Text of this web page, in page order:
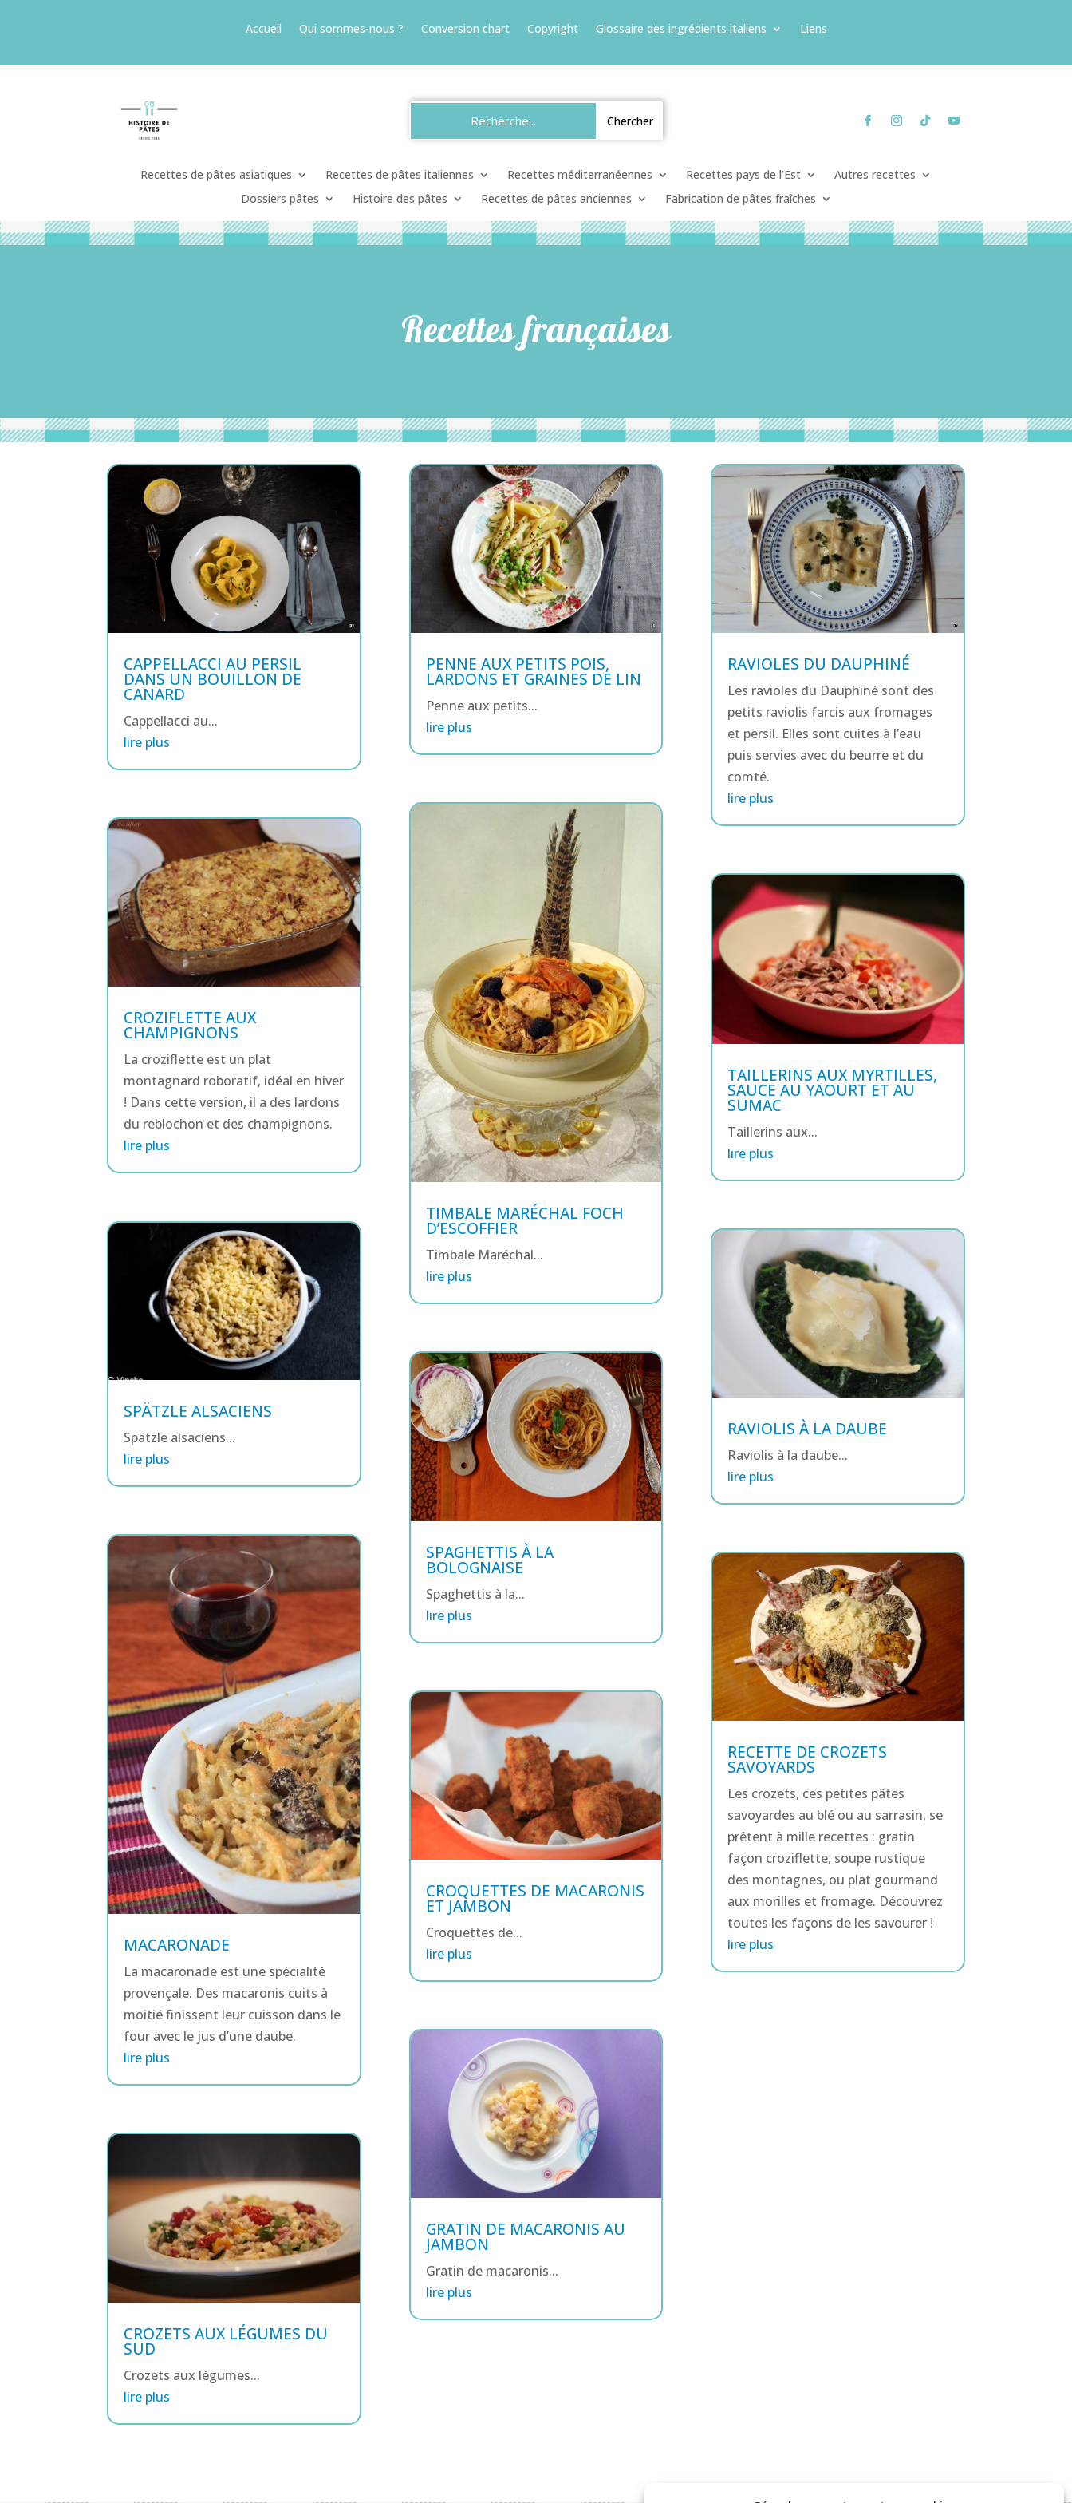
Accueil Qui sommes-nous ? Conversion chart Copyright Glossaire des ingrédients italiens Liens
Recettes de pâtes asiatiques Recettes de pâtes italiennes Recettes méditerranéennes Recettes pays de l’Est
Autres recettes
Dossiers pâtes
Histoire des pâtes Recettes de pâtes anciennes Fabrication de pâtes fraîches
Recettes françaises
CAPPELLACCI AU PERSIL
DANS UN BOUILLON DE
CANARD
Cappellacci au...
lire plus
CROZIFLETTE AUX
CHAMPIGNONS
La croziflette est un plat
montagnard roboratif, idéal en hiver
! Dans cette version, il a des lardons
du reblochon et des champignons.
lire plus
SPÄTZLE ALSACIENS
Spätzle alsaciens...
lire plus
MACARONADE
La macaronade est une spécialité
provençale. Des macaronis cuits à
moitié finissent leur cuisson dans le
four avec le jus d’une daube.
lire plus
CROZETS AUX LÉGUMES DU
SUD
Crozets aux légumes...
lire plus
PENNE AUX PETITS POIS,
LARDONS ET GRAINES DE LIN
Penne aux petits...
lire plus
TIMBALE MARÉCHAL FOCH
D’ESCOFFIER
Timbale Maréchal...
lire plus
SPAGHETTIS À LA
BOLOGNAISE
Spaghettis à la...
lire plus
CROQUETTES DE MACARONIS
ET JAMBON
Croquettes de...
lire plus
GRATIN DE MACARONIS AU
JAMBON
Gratin de macaronis...
lire plus
RAVIOLES DU DAUPHINÉ
Les ravioles du Dauphiné sont des
petits raviolis farcis aux fromages
et persil. Elles sont cuites à l’eau
puis servies avec du beurre et du
comté.
lire plus
TAILLERINS AUX MYRTILLES,
SAUCE AU YAOURT ET AU
SUMAC
Taillerins aux...
lire plus
RAVIOLIS À LA DAUBE
Raviolis à la daube...
lire plus
RECETTE DE CROZETS
SAVOYARDS
Les crozets, ces petites pâtes
savoyardes au blé ou au sarrasin, se
prêtent à mille recettes : gratin
façon croziflette, soupe rustique
des montagnes, ou plat gourmand
aux morilles et fromage. Découvrez
toutes les façons de les savourer !
lire plus